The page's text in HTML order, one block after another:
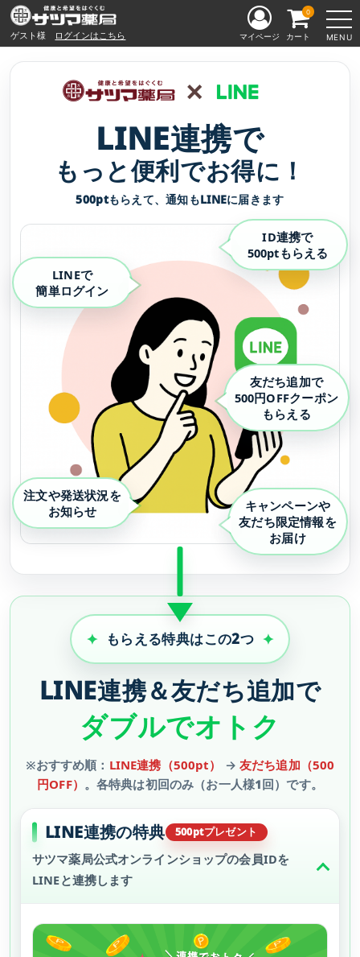
ゲスト様 ログインはこちら MENU
マイページ カート
0
LINE連携で
もっと便利でお得に！
500ptもらえて、通知もLINEに届きます
LINEで
簡単ログイン
ID連携で
500ptもらえる
キャンペーンや
友だち限定情報を
お届け
友だち追加で
500円OFFクーポン
もらえる
注文や発送状況を
お知らせ
もらえる特典はこの2つ
LINE連携＆友だち追加で
ダブルでオトク
※おすすめ順： LINE連携（500pt） →友だち追加（500
円OFF） 。各特典は初回のみ（お一人様1回） です。
LINE連携の特典
サツマ薬局公式オンラインショップの会員IDを
LINEと連携します